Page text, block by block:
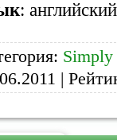
: английский
|